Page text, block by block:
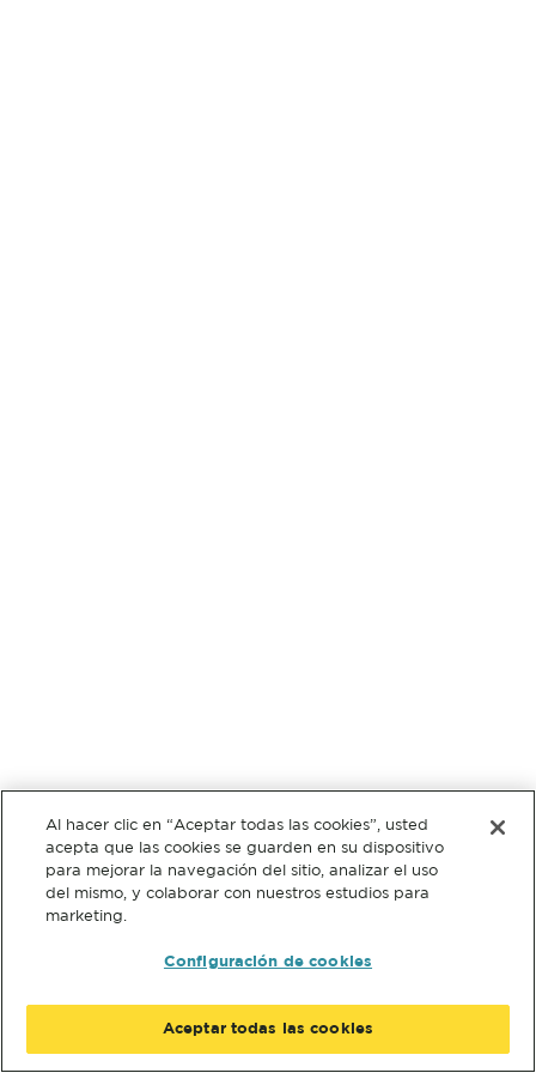
Al hacer clic en “Aceptar todas las cookies”, usted
acepta que las cookies se guarden en su dispositivo
para mejorar la navegación del sitio, analizar el uso
del mismo, y colaborar con nuestros estudios para
marketing.
Configuración de cookies
Aceptar todas las cookies